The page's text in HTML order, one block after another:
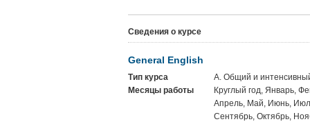
Сведения о курсе
General English
Тип курса
A. Общий и
Месяцы работы
Круглый год, Январь,
Апрель, Май, Июнь,
Сентябрь, Октябрь,